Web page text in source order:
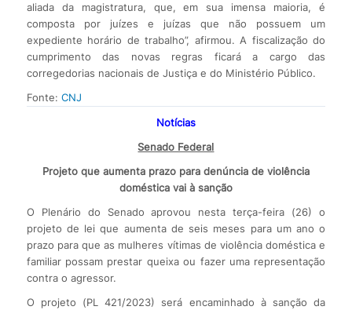
aliada da magistratura, que, em sua imensa maioria, é
composta por juízes e juízas que não possuem um
expediente horário de trabalho”, afirmou. A fiscalização do
cumprimento das novas regras ficará a cargo das
corregedorias nacionais de Justiça e do Ministério Público.
Fonte: CNJ
Notícias
Senado Federal
Projeto que aumenta prazo para denúncia de violência
doméstica vai à sanção
O Plenário do Senado aprovou nesta terça-feira (26) o
projeto de lei que aumenta de seis meses para um ano o
prazo para que as mulheres vítimas de violência doméstica e
familiar possam prestar queixa ou fazer uma representação
contra o agressor.
O projeto (PL 421/2023) será encaminhado à sanção da